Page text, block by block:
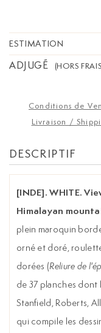
lieutenant White
Bon état malgré
ESTIMATION
ADJUGÉ (HORS
Conditions de
Livraison /
DESCRIPTIF
[INDE]. WHITE.
Himalayan
plein maroquin
orné et doré,
dorées (Reliure de
de 37 planches
Stanfield, Roberts,
qui compile les